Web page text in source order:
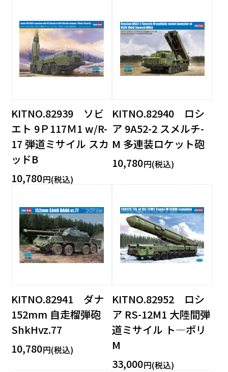
KITNO.82939 ソビ
エト 9Ｐ117Ｍ1 w/R-
17 弾道ミサイル スカ
ッドB
10,780円(税込)
KITNO.82940 ロシ
ア 9A52-2 スメルチ-
M 多連装ロケット砲
10,780円(税込)
KITNO.82941 ダナ
152mm 自走榴弾砲
ShkHvz.77
10,780円(税込)
KITNO.82952 ロシ
ア RS-12M1 大陸間弾
道ミサイル ト―ポリ
M
33,000円(税込)